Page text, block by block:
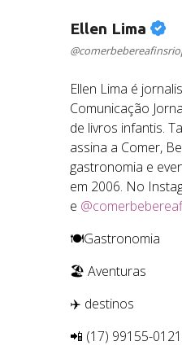
Ellen Lima
Ellen Lima é
Comunicação
de livros infantis.
assina a Comer,
gastronomia e
em 2006. No
e
🍽️Gastronomia
🏖️ Aventuras
✈️ destinos
📲 (17) 99155-0121